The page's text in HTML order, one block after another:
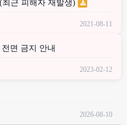
근 피해자 재발생)
2021-08-11
면 금지 안내
2023-02-12
2026-08-10